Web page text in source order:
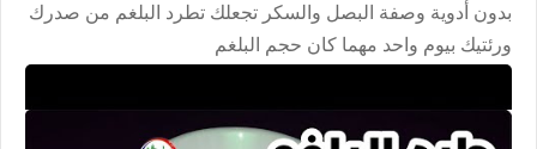
بدون أدوية وصفة البصل والسكر تجعلك تطرد البلغم من صدرك
ورئتيك بيوم واحد مهما كان حجم البلغم